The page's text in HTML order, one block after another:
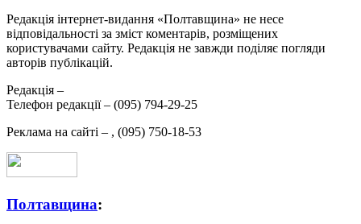
Редакція інтернет-видання «Полтавщина» не несе
відповідальності за зміст коментарів, розміщених
користувачами сайту. Редакція не завжди поділяє погляди
авторів публікацій.
Редакція –
Телефон редакції – (095) 794-29-25
Реклама на сайті – , (095) 750-18-53
Полтавщина: